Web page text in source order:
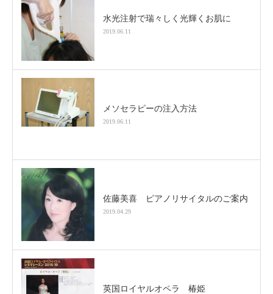
水光注射で瑞々しく光輝くお肌に
2019.06.11
メソセラピーの注入方法
2019.06.11
佐藤美喜 ピアノリサイタルのご案内
2019.04.29
英国ロイヤルオペラ 椿姫